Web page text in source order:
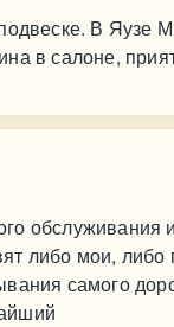
В Яузе
в салоне,
обслуживания
либо мои, либо
самого